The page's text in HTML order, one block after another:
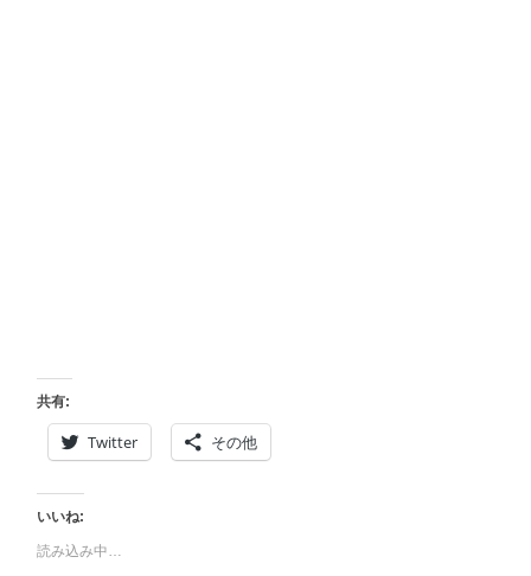
共有:
Twitter その他
いいね:
読み込み中…